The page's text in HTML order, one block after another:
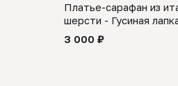
SALE
Платье-сарафан из
шерсти - Гусиная
3 000 ₽